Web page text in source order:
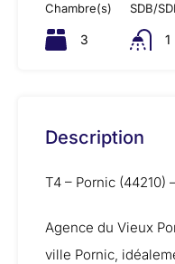
Chambre(s)
3
SDB/
1
Description
T4 – Pornic (44210)
Agence du Vieux
ville Pornic,